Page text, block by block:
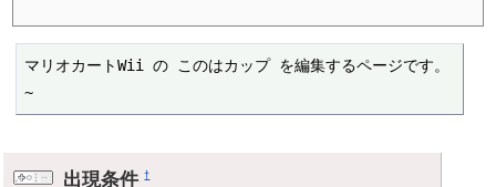
マリオカートWii の このはカップ を編集するページです。
~
出現条件†